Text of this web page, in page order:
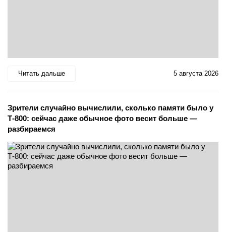
Читать дальше 5 августа 2026
Зрители случайно вычислили, сколько памяти было у
Т-800: сейчас даже обычное фото весит больше —
разбираемся